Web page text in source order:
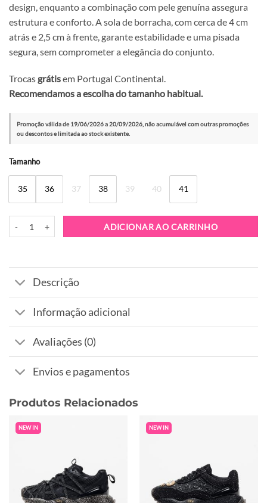
design, enquanto a combinação com pele genuína assegura
estrutura e conforto. A sola de borracha, com cerca de 4 cm
atrás e 2,5 cm à frente, garante estabilidade e uma pisada
segura, sem comprometer a elegância do conjunto.
Trocas grátisem Portugal Continental.
Recomendamos a escolha do tamanho habitual.
Promoção válida de 19/06/2026 a 20/09/2026, não acumulável com outras promoções
ou descontos e limitada ao stock existente.
Tamanho
35 36 37 38 39 40 41
ADICIONAR AO CARRINHO
Alternative:
Descrição
Informação adicional
Avaliações (0)
Envios e pagamentos
Produtos Relacionados
NEW IN NEW IN